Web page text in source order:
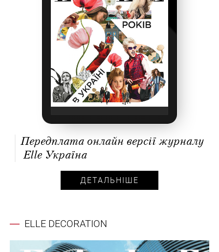
Передплата онлайн версії журналу
Elle Україна
ДЕТАЛЬНІШЕ
ELLE DECORATION